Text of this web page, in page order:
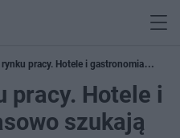
pracy. Hotele i gastronomia
pracy. Hotele i
szukają